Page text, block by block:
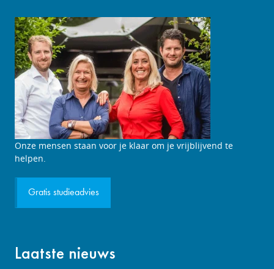
Studieadviesgesprek
aanvragen
Onze mensen staan voor je klaar om je vrijblijvend te
helpen.
Gratis studieadvies
Laatste nieuws